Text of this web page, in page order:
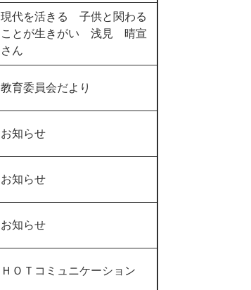
現代を活きる 子供と関わる
ことが生きがい 浅見 晴宣
さん
教育委員会だより
お知らせ
お知らせ
お知らせ
ＨＯＴコミュニケーション